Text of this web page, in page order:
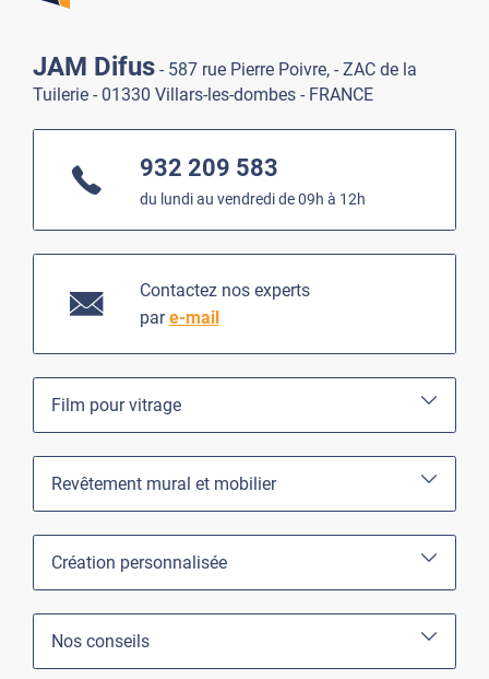
JAM Difus - 587 rue Pierre Poivre, - ZAC de la
Tuilerie - 01330 Villars-les-dombes - FRANCE
932 209 583
du lundi au vendredi de 09h à 12h
Contactez nos experts
pare-mail
Film pour vitrage
Revêtement mural et mobilier
Création personnalisée
Nos conseils